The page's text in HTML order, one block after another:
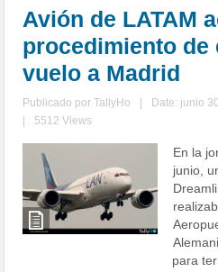
Avión de LATAM
procedimiento de
vuelo a Madrid
Publicado porTallyHo Date: junio
5512 Views
En la
junio,
para